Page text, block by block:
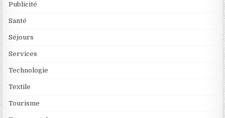
Publicité
Santé
Séjours
Services
Technologie
Textile
Tourisme